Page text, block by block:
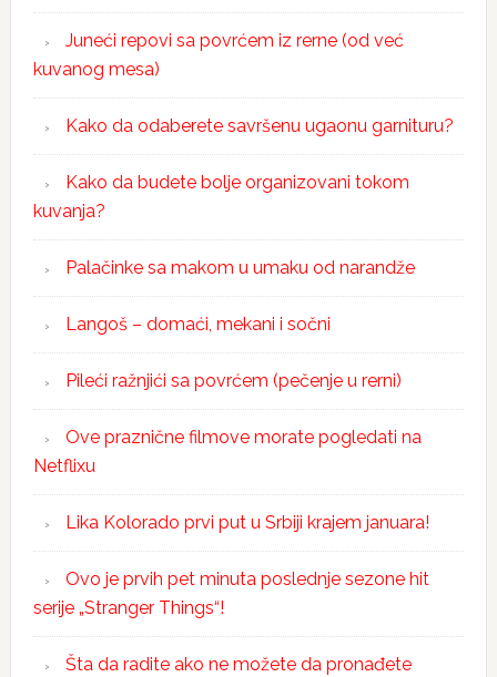
Juneći repovi sa povrćem iz rerne (od već
kuvanog mesa)
Kako da odaberete savršenu ugaonu garnituru?
Kako da budete bolje organizovani tokom
kuvanja?
Palačinke sa makom u umaku od narandže
Langoš – domaći, mekani i sočni
Pileći ražnjići sa povrćem (pečenje u rerni)
Ove praznične filmove morate pogledati na
Netflixu
Lika Kolorado prvi put u Srbiji krajem januara!
Ovo je prvih pet minuta poslednje sezone hit
serije „Stranger Things“!
Šta da radite ako ne možete da pronađete